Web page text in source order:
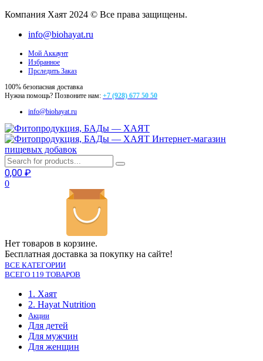
Компания Хаят 2024 © Все права защищены.
info@biohayat.ru
Мой Аккаунт
Избранное
Прследить Заказ
100% безопасная доставка
Нужна помощь? Позвоните нам: +7 (928) 677 50 50
info@biohayat.ru
Интернет-магазин
пищевых добавок
0,00 ₽
0
Нет товаров в корзине.
Бесплатная доставка за покупку на сайте!
ВСЕ КАТЕГОРИИ
ВСЕГО 119 ТОВАРОВ
1. Хаят
2. Hayat Nutrition
Акции
Для детей
Для мужчин
Для женщин